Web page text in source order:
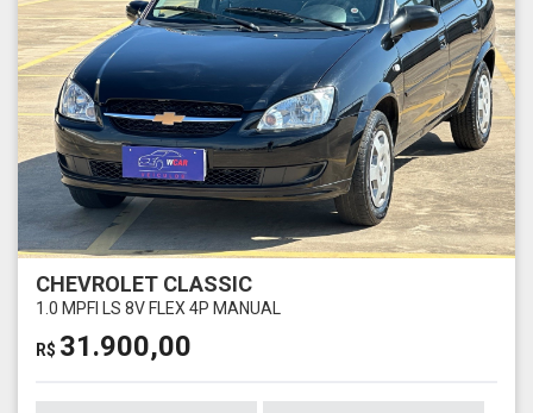
CHEVROLET CLASSIC
1.0 MPFI LS 8V FLEX 4P MANUAL
R$ 31.900,00